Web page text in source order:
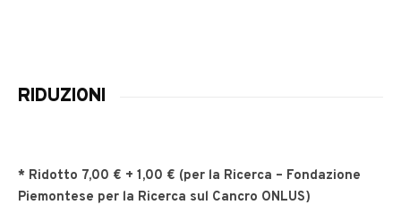
RIDUZIONI
* Ridotto 7,00 € + 1,00 € (per la Ricerca – Fondazione
Piemontese per la Ricerca sul Cancro ONLUS)